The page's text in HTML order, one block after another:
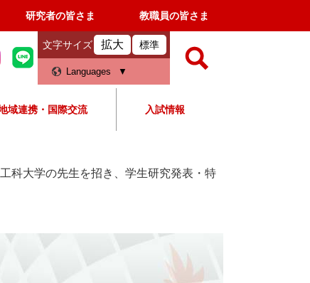
研究者の皆さま 教職員の皆さま
文字サイズ 拡大 標準
Languages
域連携・国際交流 入試情報
科大学の先生を招き、学生研究発表・特